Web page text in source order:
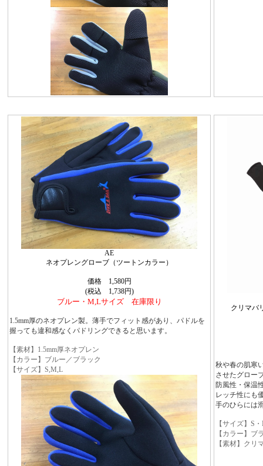
AE
ネオプレングローブ（ツートンカラー）
価格 1,580円
(税込 1,738円)
ブルー・M,Lサイズ 在庫限り
1.5mm厚のネオプレン製。薄手でフィット感があり、パドルを
握っても違和感なくパドリングできると思います。
【素材】1.5mm厚ネオプレン
【カラー】ブルー／ブラック
【サイズ】S,M,L
クリマバ
秋や春の肌寒
させたグロー
防風性・保温
レッチ性にも
手のひらには
【サイズ】S
【カラー】ブ
【素材】クリ